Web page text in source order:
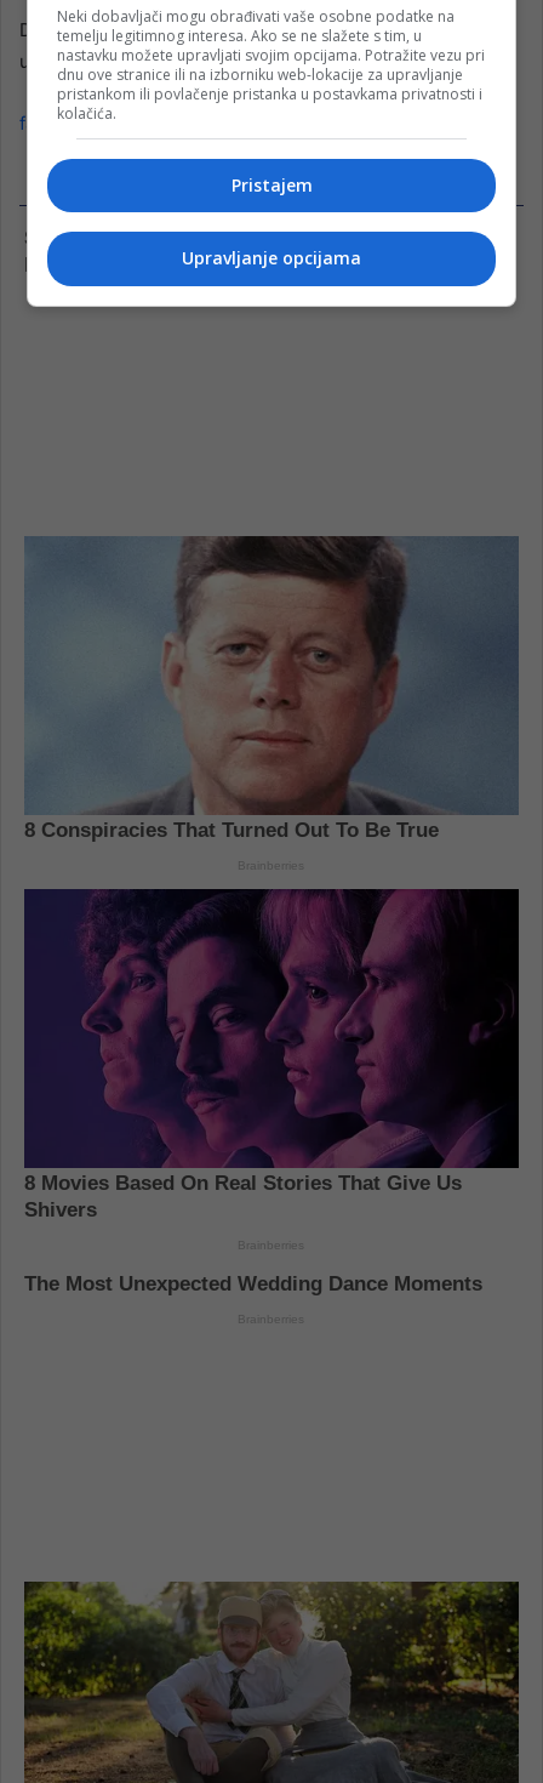
Dakle, životi ljudi koji rade u nemogućim vremenskim
uvjetima ovise o “dobroj volji” poslodavaca za koje rade.
faktor.ba
Neki dobavljači mogu obrađivati vaše osobne podatke na
temelju legitimnog interesa. Ako se ne slažete s tim, u
nastavku možete upravljati svojim opcijama. Potražite vezu pri
dnu ove stranice ili na izborniku web-lokacije za upravljanje
pristankom ili povlačenje pristanka u postavkama privatnosti i
kolačića.
Pristajem
Upravljanje opcijama